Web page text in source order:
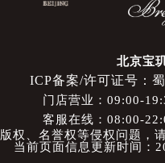
北京宝
ICP备案/许可证号：
门店营业：09:00-
客服在线：08:00-
权、名誉权等侵权问题
当前页面信息更新时间：